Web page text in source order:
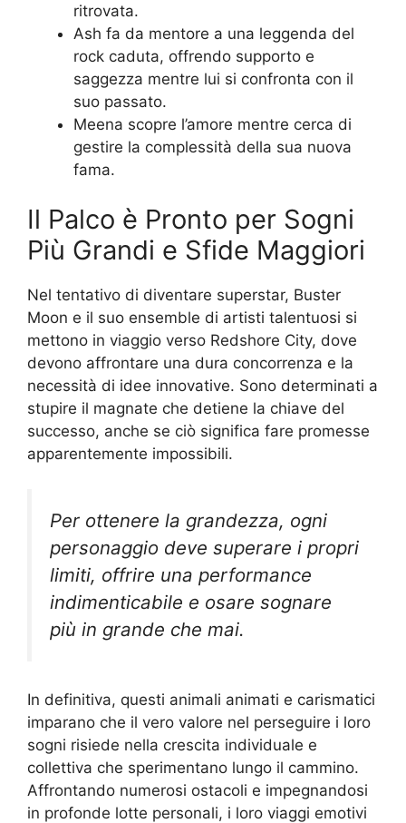
ritrovata.
Ash fa da mentore a una leggenda del
rock caduta, offrendo supporto e
saggezza mentre lui si confronta con il
suo passato.
Meena scopre l’amore mentre cerca di
gestire la complessità della sua nuova
fama.
Il Palco è Pronto per Sogni
Più Grandi e Sfide Maggiori
Nel tentativo di diventare superstar, Buster
Moon e il suo ensemble di artisti talentuosi si
mettono in viaggio verso Redshore City, dove
devono affrontare una dura concorrenza e la
necessità di idee innovative. Sono determinati a
stupire il magnate che detiene la chiave del
successo, anche se ciò significa fare promesse
apparentemente impossibili.
Per ottenere la grandezza, ogni
personaggio deve superare i propri
limiti, offrire una performance
indimenticabile e osare sognare
più in grande che mai.
In definitiva, questi animali animati e carismatici
imparano che il vero valore nel perseguire i loro
sogni risiede nella crescita individuale e
collettiva che sperimentano lungo il cammino.
Affrontando numerosi ostacoli e impegnandosi
in profonde lotte personali, i loro viaggi emotivi